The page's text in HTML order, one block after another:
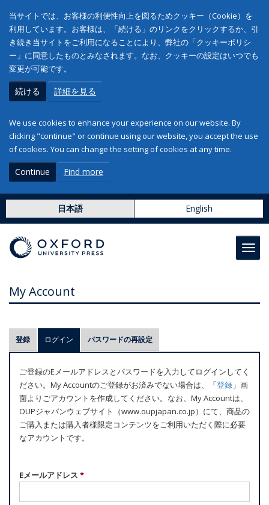
当サイトでは、お客様の利便性向上を図るためクッキー（Cookie）を
利用しています。お客様は、「続ける」のリンクをクリックするか、引
き続き当サイトをご利用になることにより、弊社の「クッキーポリシ
ー」に同意したものとみなされます。なお、クッキーの設定はいつでも
変更が可能です。
続ける 詳細を見る
We use cookies to enhance your experience on our website. By
clicking "continue" or continue using our website, you accept the use
of cookies. You can change the setting of cookies at any time.
Continue Find more
日本語 English
My Account
プ
ラ
マ
リ
ー
タ
ブ
登録 ログイン (アクティブなタブ)
パスワードの再設定
ご登録のEメールアドレスとパスワードを入力してログインしてく
ださい。My Accountのご登録がお済みでない場合は、「登録 」画
面よりごアカウントを作成してください。なお、My Accountは、
OUPジャパンウェブサイト（www.oupjapan.co.jp）にて、商品の
ご購入または購入者様限定コンテンツをご利用いただく際に必要
なアカウントです。
Eメールアドレス *